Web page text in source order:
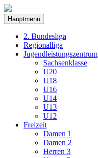
Hauptmenü
2. Bundesliga
Regionalliga
Jugendleistungszentrum
Sachsenklasse
U20
U18
U16
U14
U13
U12
Freizeit
Damen 1
Damen 2
Herren 3